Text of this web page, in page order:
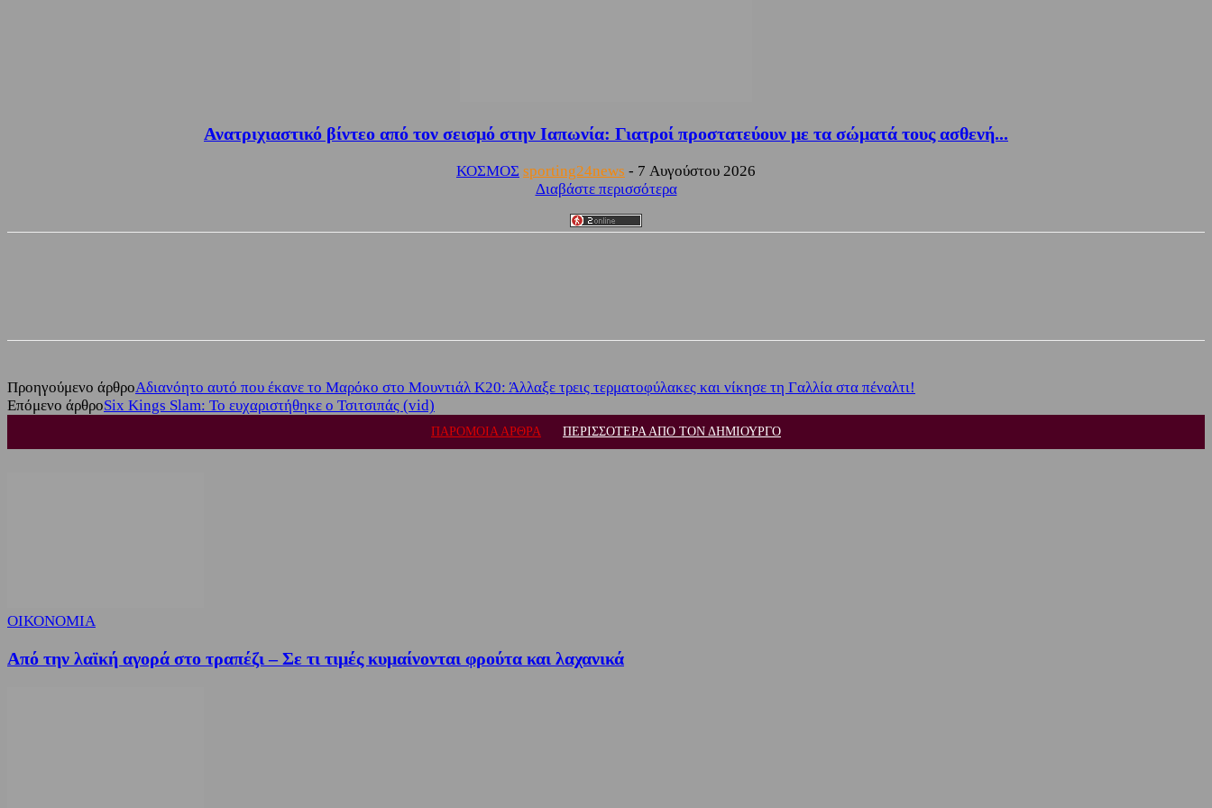
Ανατριχιαστικό βίντεο από τον σεισμό στην Ιαπωνία: Γιατροί προστατεύουν με τα σώματά τους ασθενή...
ΚΟΣΜΟΣ sporting24news - 7 Αυγούστου 2026
Διαβάστε περισσότερα
Προηγούμενο άρθροΑδιανόητο αυτό που έκανε το Μαρόκο στο Μουντιάλ Κ20: Άλλαξε τρεις τερματοφύλακες και νίκησε τη Γαλλία στα πέναλτι!
Επόμενο άρθροSix Kings Slam: Το ευχαριστήθηκε ο Τσιτσιπάς (vid)
ΠΑΡΟΜΟΙΑ ΑΡΘΡΑ ΠΕΡΙΣΣΟΤΕΡΑ ΑΠΟ ΤΟΝ ΔΗΜΙΟΥΡΓΟ
ΟΙΚΟΝΟΜΙΑ
Από την λαϊκή αγορά στο τραπέζι – Σε τι τιμές κυμαίνονται φρούτα και λαχανικά